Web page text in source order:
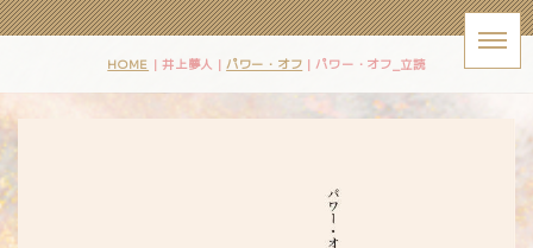
HOME | 井上夢人 |パワー・オフ |パワー・オフ_立読